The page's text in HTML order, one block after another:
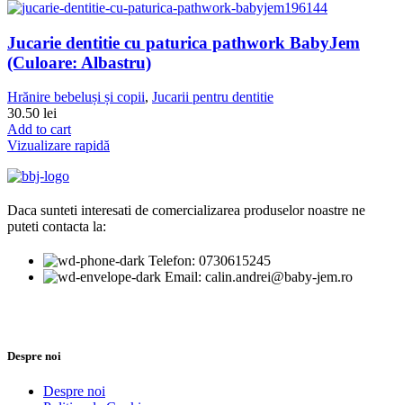
Jucarie dentitie cu paturica pathwork BabyJem
(Culoare: Albastru)
Hrănire bebeluși și copii, Jucarii pentru dentitie
30.50 lei
Add to cart
Vizualizare rapidă
Daca sunteti interesati de comercializarea produselor noastre ne
puteti contacta la:
Telefon: 0730615245
Email: calin.andrei@baby-jem.ro
Despre noi
Despre noi